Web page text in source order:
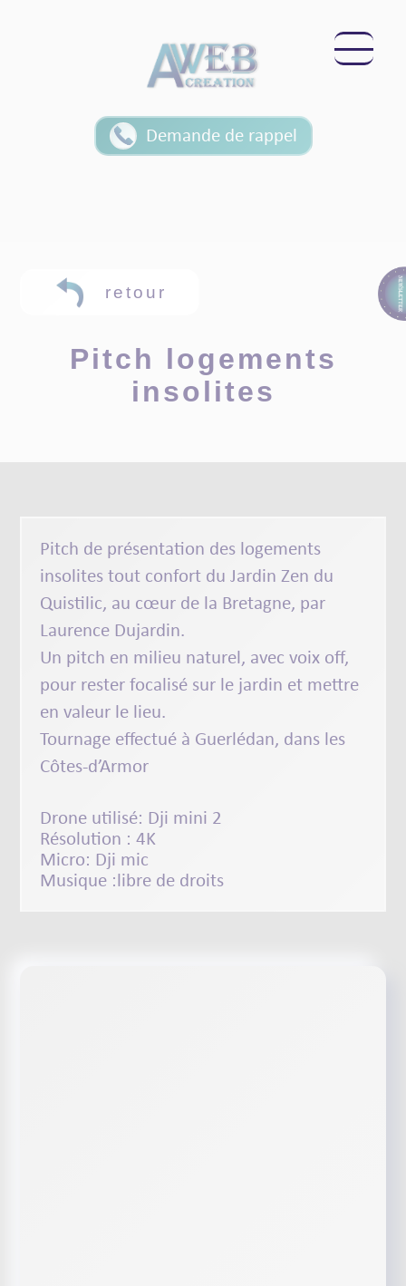
Demande de rappel
retour
Pitch logements
insolites
Pitch de présentation des logements
insolitestout confort duJardin Zen du
Quistilic, au cœur de la Bretagne, par
Laurence Dujardin.
Un pitch en milieu naturel , avec voix off,
pour rester focalisé sur le jardin et mettre
en valeur le lieu.
Tournage effectué à Guerlédan, dans les
Côtes-d’Armor
Drone utilisé: Dji mini 2
Résolution : 4K
Micro: Dji mic
Musique :libre de droits